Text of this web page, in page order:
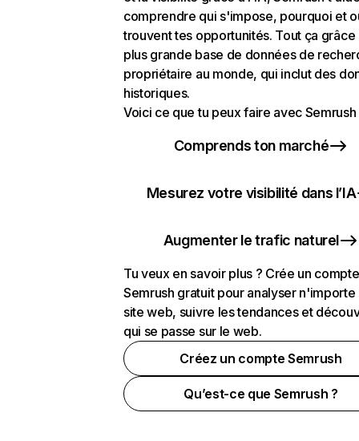
comprendre qui s'impose, pourquoi et
trouvent tes opportunités. Tout ça grâce
plus grande base de données de
propriétaire au monde, qui inclut des
historiques.
Voici ce que tu peux faire avec Semrush
Comprends ton marché
Mesurez votre visibilité dans l’IA
Augmenter le trafic naturel
Tu veux en savoir plus ? Crée un compte
Semrush gratuit pour analyser n'importe
site web, suivre les tendances et
qui se passe sur le web.
Créez un compte Semrush
Qu’est-ce que Semrush ?